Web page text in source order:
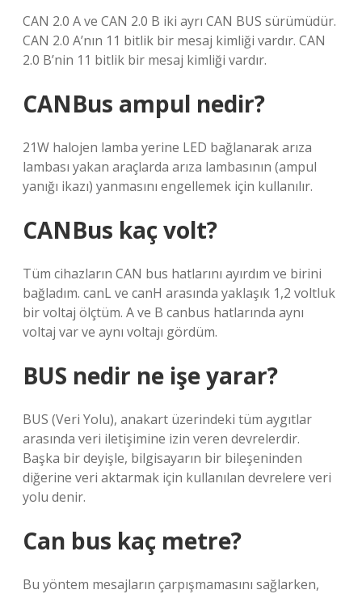
CAN 2.0 A ve CAN 2.0 B iki ayrı CAN BUS sürümüdür.
CAN 2.0 A’nın 11 bitlik bir mesaj kimliği vardır. CAN
2.0 B’nin 11 bitlik bir mesaj kimliği vardır.
CANBus ampul nedir?
21W halojen lamba yerine LED bağlanarak arıza
lambası yakan araçlarda arıza lambasının (ampul
yanığı ikazı) yanmasını engellemek için kullanılır.
CANBus kaç volt?
Tüm cihazların CAN bus hatlarını ayırdım ve birini
bağladım. canL ve canH arasında yaklaşık 1,2 voltluk
bir voltaj ölçtüm. A ve B canbus hatlarında aynı
voltaj var ve aynı voltajı gördüm.
BUS nedir ne işe yarar?
BUS (Veri Yolu), anakart üzerindeki tüm aygıtlar
arasında veri iletişimine izin veren devrelerdir.
Başka bir deyişle, bilgisayarın bir bileşeninden
diğerine veri aktarmak için kullanılan devrelere veri
yolu denir.
Can bus kaç metre?
Bu yöntem mesajların çarpışmamasını sağlarken,